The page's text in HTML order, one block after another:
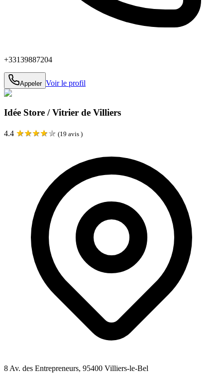
+33139887204
Appeler Voir le profil
Idée Store / Vitrier de Villiers
4.4 ★★★★★ (19 avis )
8 Av. des Entrepreneurs, 95400 Villiers-le-Bel